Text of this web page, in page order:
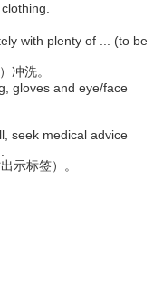
with plenty of ... (to be
冲洗。
gloves and eye/face
seek medical advice
示标签）。